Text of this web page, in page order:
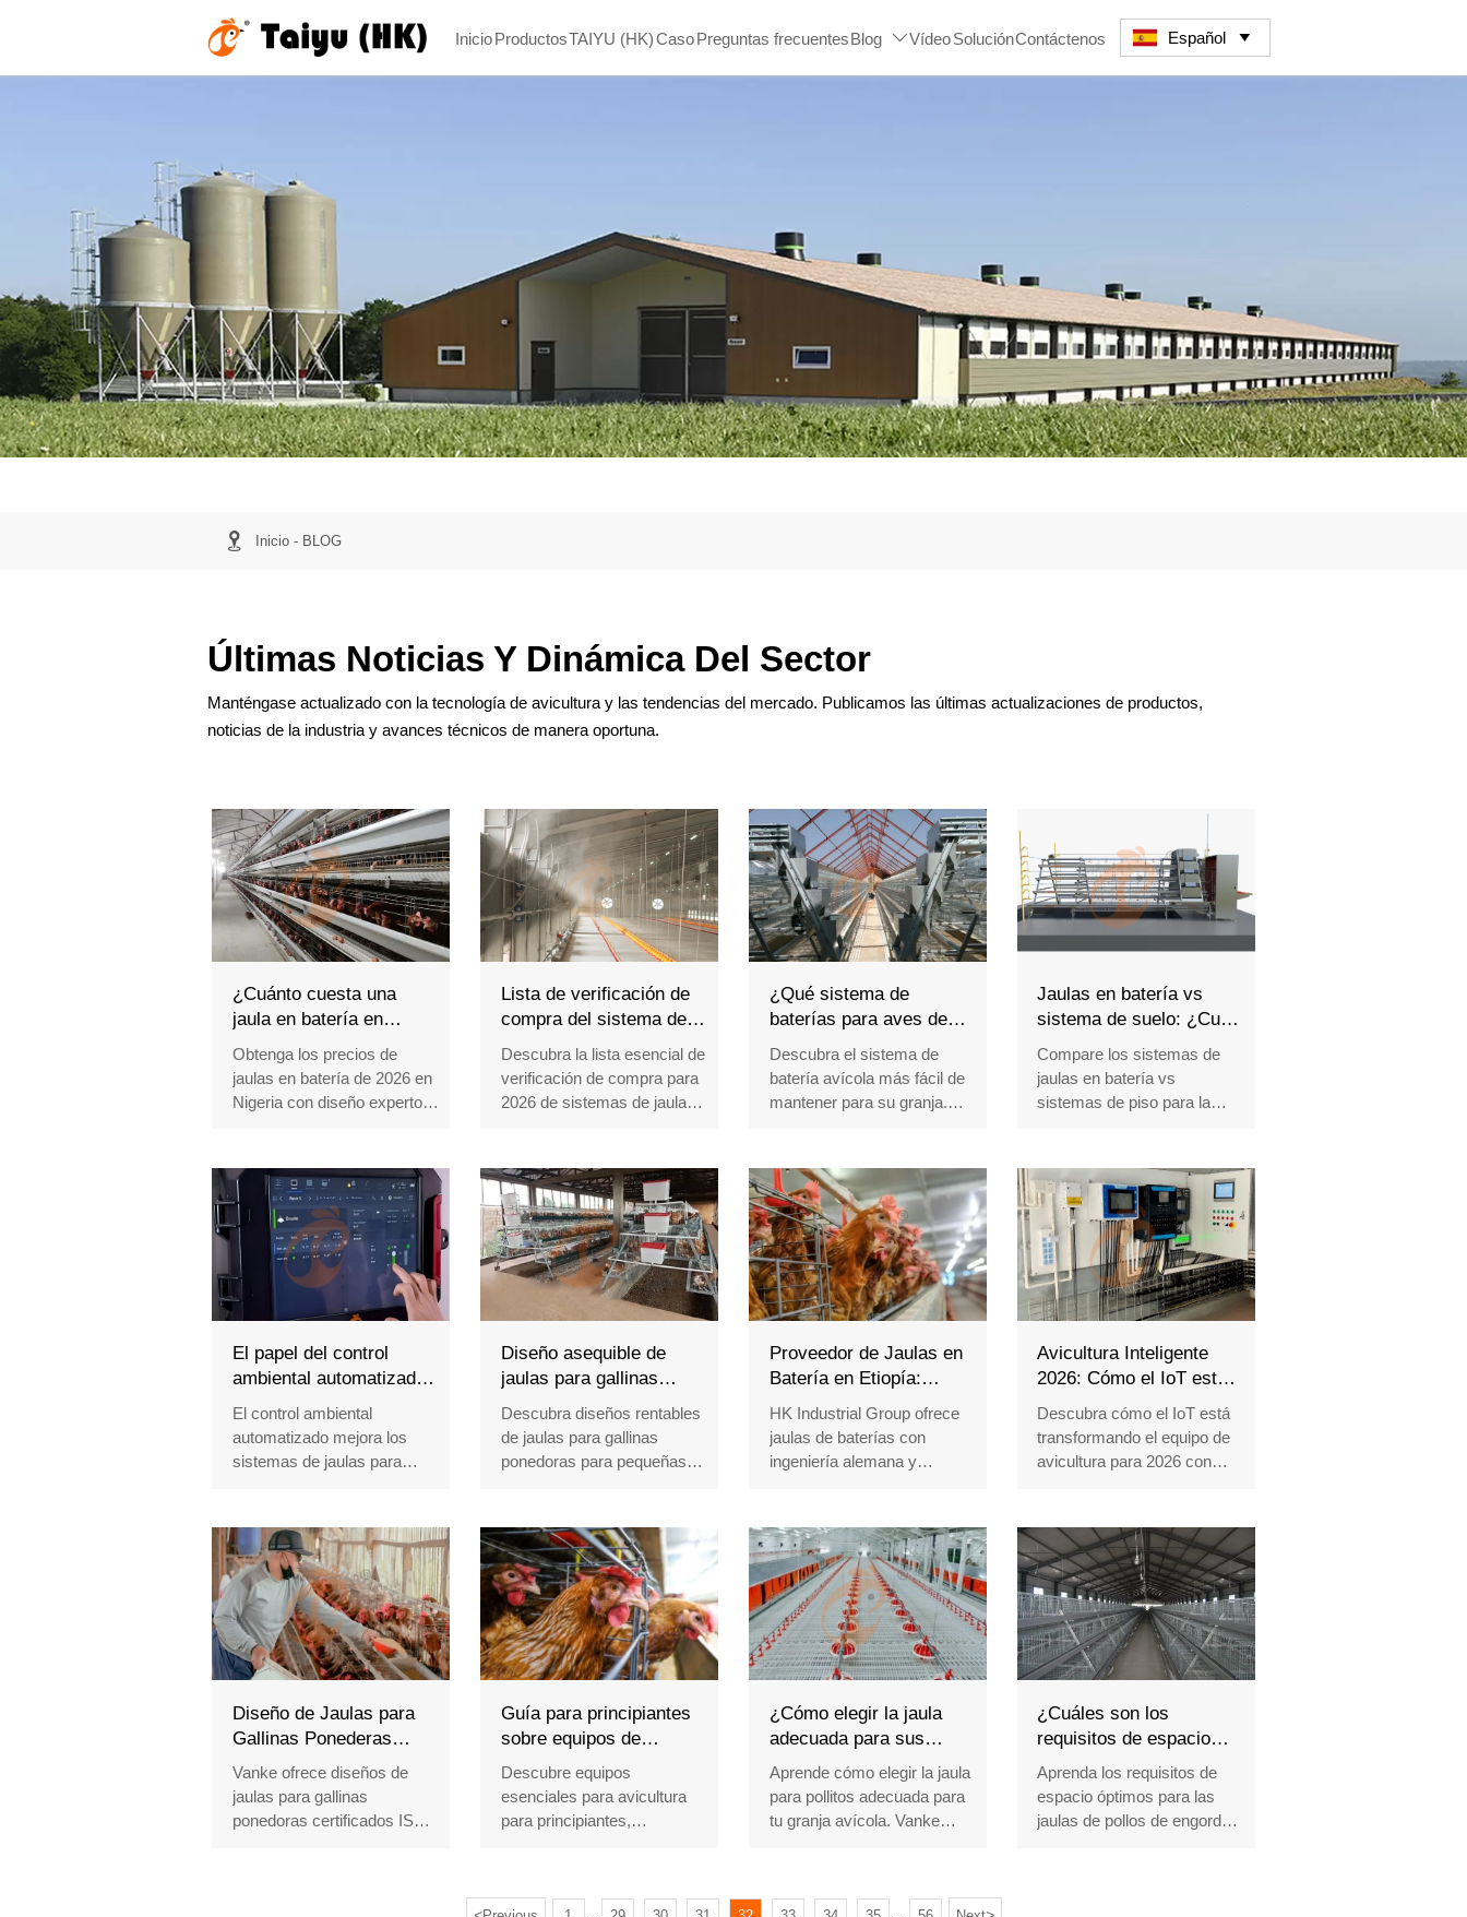
InicioProductosTAIYU (HK)CasoPreguntas frecuentesBlog VídeoSoluciónContáctenos Español 
 Inicio- BLOG
Últimas Noticias Y Dinámica Del Sector
Manténgase actualizado con la tecnología de avicultura y las tendencias del mercado. Publicamos las últimas actualizaciones de productos,
noticias de la industria y avances técnicos de manera oportuna.
¿Cuánto cuesta una
jaula en batería en
Nigeria en 2026?
Obtenga los precios de
jaulas en batería de 2026 en
Nigeria con diseño experto
ponedoras con estándar de
la UE por capacidad, calidad
del acero y funciones
inteligentes para un ROI a
largo plazo.
Recepción /WhatsApp NO. :
+8618830120193
Lista de verificación de
compra del sistema de
jaulas en batería para
2026
Descubra la lista esencial de
verificación de compra para
2026 de sistemas de jaulas
distribución de las jaulas, la
automatización y la
eficiencia de la granja con
orientación experta.
Recepción /WhatsApp NO. :
+8618830120193
¿Qué sistema de
baterías para aves de
corral es el más fácil de
mantener?
Descubra el sistema de
batería avícola más fácil de
mantener para su granja.
consejos de expertos para
reducir la mano de obra y
mejorar la eficiencia.
Contacte con Taiyu para
obtener soluciones.
Reception /WhatsApp NO. :
+8618830120193
Jaulas en batería vs
sistema de suelo: ¿Cuál
se adapta mejor？
Compare los sistemas de
jaulas en batería vs
sistemas de piso para la
de obra y producción.
Obtenga soluciones
expertas en equipos de
Taiyu Group.
Reception /WhatsApp NO. :
+8618830120193
El papel del control
ambiental automatizado
en los sistemas de
jaulas para pollos
El control ambiental
automatizado mejora los
sistemas de jaulas para
precisas para un mejor
rendimiento avícola.
Recepción /WhatsApp NO. :
+8618830120193
Diseño asequible de
jaulas para gallinas
ponedoras para
pequeñas granjas
Descubra diseños rentables
de jaulas para gallinas
ponedoras para pequeñas
clima y rentabilidad. Obtenga
diseños gratuitos y listas de
precios hoy mismo.
Recepción /WhatsApp NO. :
+8618830120193
Proveedor de Jaulas en
Batería en Etiopía:
Precio Directo de
Fábrica para Granjas de
Gallinas Ponedoras
HK Industrial Group ofrece
jaulas de baterías con
ingeniería alemana y
Obtenga precios directos de
fábrica, garantía de 10 años
y soluciones de
automatización completas.
¡Contáctenos hoy mismo!
Recepción /WhatsApp N.º :
+8618830120193
Avicultura Inteligente
2026: Cómo el IoT está
revolucionando el diseño
de equipos
Descubra cómo el IoT está
transformando el equipo de
avicultura para 2026 con
diseños basados en datos.
Obtenga soluciones
expertas para su granja hoy.
Recepción /WhatsApp NO. :
+8618830120193
Diseño de Jaulas para
Gallinas Ponederas
Certificado | Aprobado
por ISO y CE
Vanke ofrece diseños de
jaulas para gallinas
ponedoras certificados ISO
Guía para principiantes
sobre equipos de
avicultura: herramientas
esenciales para nuevos
agricultores
Descubre equipos
esenciales para avicultura
para principiantes,
¿Cómo elegir la jaula
adecuada para sus
pollitos nuevos?
Aprende cómo elegir la jaula
para pollitos adecuada para
tu granja avícola. Vanke
¿Cuáles son los
requisitos de espacio
para las jaulas de pollos
de engorde?
Aprenda los requisitos de
espacio óptimos para las
jaulas de pollos de engorde